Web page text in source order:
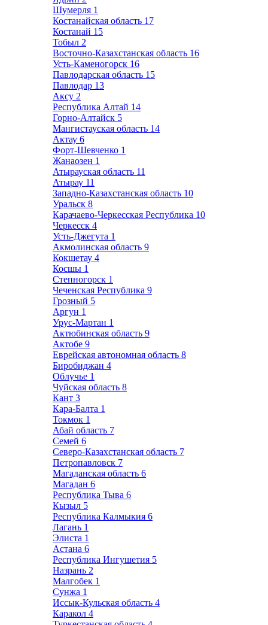
Шумерля 1
Костанайская область 17
Костанай 15
Тобыл 2
Восточно-Казахстанская область 16
Усть-Каменогорск 16
Павлодарская область 15
Павлодар 13
Аксу 2
Республика Алтай 14
Горно-Алтайск 5
Мангистауская область 14
Актау 6
Форт-Шевченко 1
Жанаозен 1
Атырауская область 11
Атырау 11
Западно-Казахстанская область 10
Уральск 8
Карачаево-Черкесская Республика 10
Черкесск 4
Усть-Джегута 1
Акмолинская область 9
Кокшетау 4
Косшы 1
Степногорск 1
Чеченская Республика 9
Грозный 5
Аргун 1
Урус-Мартан 1
Актюбинская область 9
Актобе 9
Еврейская автономная область 8
Биробиджан 4
Облучье 1
Чуйская область 8
Кант 3
Кара-Балта 1
Токмок 1
Абай область 7
Семей 6
Северо-Казахстанская область 7
Петропавловск 7
Магаданская область 6
Магадан 6
Республика Тыва 6
Кызыл 5
Республика Калмыкия 6
Лагань 1
Элиста 1
Астана 6
Республика Ингушетия 5
Назрань 2
Малгобек 1
Сунжа 1
Иссык-Кульская область 4
Каракол 4